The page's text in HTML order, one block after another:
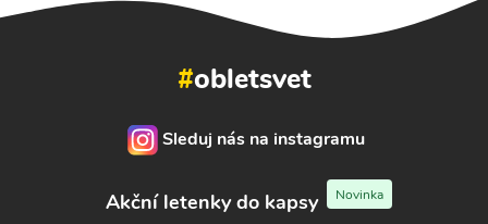
#obletsvet
Sleduj nás na instagramu
Akční letenky do kapsy Novinka